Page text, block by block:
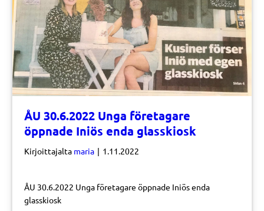
ÅU 30.6.2022 Unga företagare
öppnade Iniös enda glasskiosk
Kirjoittajalta maria | 1.11.2022
ÅU 30.6.2022 Unga företagare öppnade Iniös enda
glasskiosk